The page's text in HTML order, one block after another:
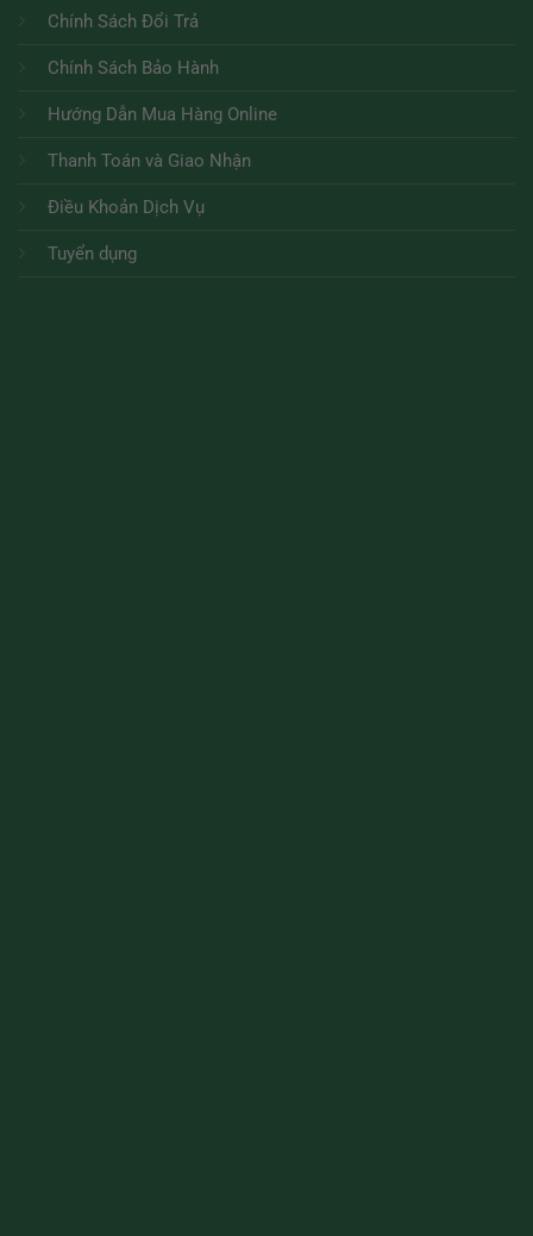
Chính Sách Đổi Trả
Chính Sách Bảo Hành
Hướng Dẫn Mua Hàng Online
Thanh Toán và Giao Nhận
Điều Khoản Dịch Vụ
Tuyển dụng